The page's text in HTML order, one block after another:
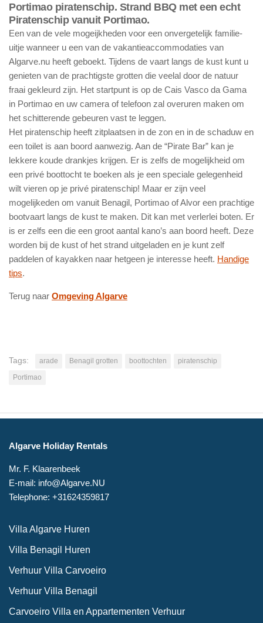
Portimao piratenschip. Strand BBQ met een echt
Piratenschip vanuit Portimao.
Een van de vele mogeijkheden voor een onvergetelijk familie-
uitje wanneer u een van de vakantieaccommodaties van
Algarve.nu heeft geboekt. Tijdens de vaart langs de kust kunt u
genieten van de prachtigste grotten die veelal door de natuur
fraai gekleurd zijn. Het startpunt is op de Cais Vasco da Gama
in Portimao en uw camera of telefoon zal overuren maken om
het schitterende gebeuren vast te leggen.
Het piratenschip heeft zitplaatsen in de zon en in de schaduw en
een toilet is aan boord aanwezig. Aan de “Pirate Bar” kan je
lekkere koude drankjes krijgen. Er is zelfs de mogelijkheid om
een privé boottocht te boeken als je een speciale gelegenheid
wilt vieren op je privé piratenschip! Maar er zijn veel
mogelijkeden om vanuit Benagil, Portimao of Alvor een prachtige
bootvaart langs de kust te maken. Dit kan met verlerlei boten. Er
is er zelfs een die een groot aantal kano’s aan boord heeft. Deze
worden bij de kust of het strand uitgeladen en je kunt zelf
paddelen of kayakken naar hetgeen je interesse heeft. Handige
tips.
Terug naar Omgeving Algarve
Tags: arade Benagil grotten boottochten
piratenschip
Portimao
Algarve Holiday Rentals
Mr. F. Klaarenbeek
E-mail: info@Algarve.NU
Telephone: +31624359817
Villa Algarve Huren
Villa Benagil Huren
Verhuur Villa Carvoeiro
Verhuur Villa Benagil
Carvoeiro Villa en Appartementen Verhuur